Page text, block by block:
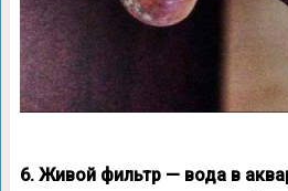
6. Живой фильтр — вода в